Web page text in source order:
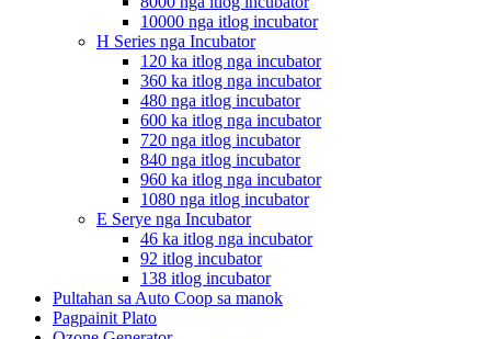
10000 nga itlog incubator
H Series nga Incubator
120 ka itlog nga incubator
360 ka itlog nga incubator
480 nga itlog incubator
600 ka itlog nga incubator
720 nga itlog incubator
840 nga itlog incubator
960 ka itlog nga incubator
1080 nga itlog incubator
E Serye nga Incubator
46 ka itlog nga incubator
92 itlog incubator
138 itlog incubator
Pultahan sa Auto Coop sa manok
Pagpainit Plato